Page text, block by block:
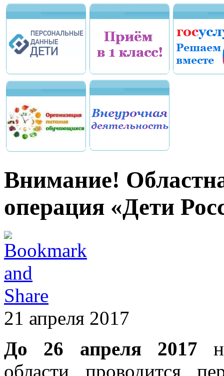
Внимание!
операция «Дети
21 апреля 2017
До 26 апреля 2017
области проводится